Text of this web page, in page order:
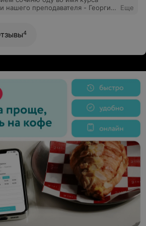
нашего преподавателя - Георгия
Еще
4